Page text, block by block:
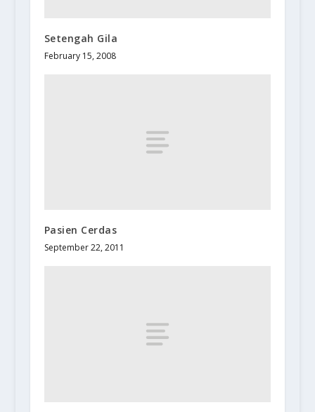
Setengah Gila
February 15, 2008
Pasien Cerdas
September 22, 2011